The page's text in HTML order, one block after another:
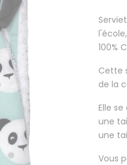
100%
Cette
de la
Elle
une
une
Vous